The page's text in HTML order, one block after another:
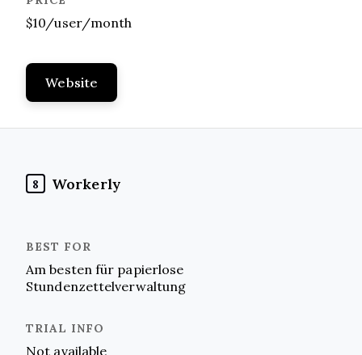
$10/user/month
Website
8 Workerly
Am besten für papierlose
Stundenzettelverwaltung
Not available